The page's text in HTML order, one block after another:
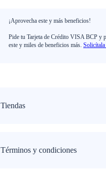
¡Aprovecha este y más beneficios!
Pide tu Tarjeta de Crédito VISA BCP y
este y miles de beneficios más.
Tiendas
Términos y condiciones